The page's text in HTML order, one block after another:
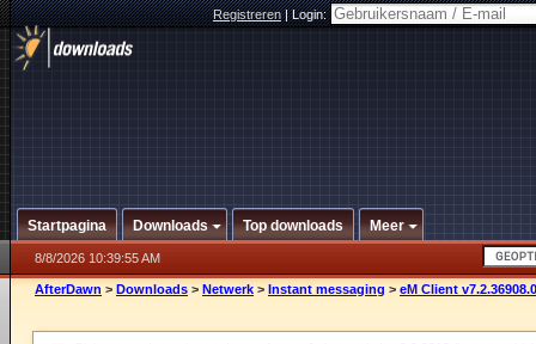
Registreren|Login:
Startpagina Downloads Top downloads Meer
8/8/2026 10:39:55 AM
AfterDawn > Downloads > Netwerk > Instant messaging > eM Client v7.2.36908.0